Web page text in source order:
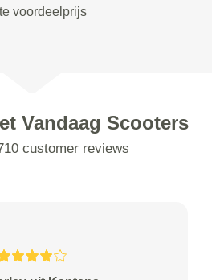
voordeelprijs
Vandaag Scooters
customer reviews